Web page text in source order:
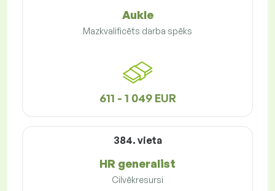
Aukle
Mazkvalificēts darba spēks
611 - 1 049 EUR
384. vieta
HR generalist
Cilvēkresursi